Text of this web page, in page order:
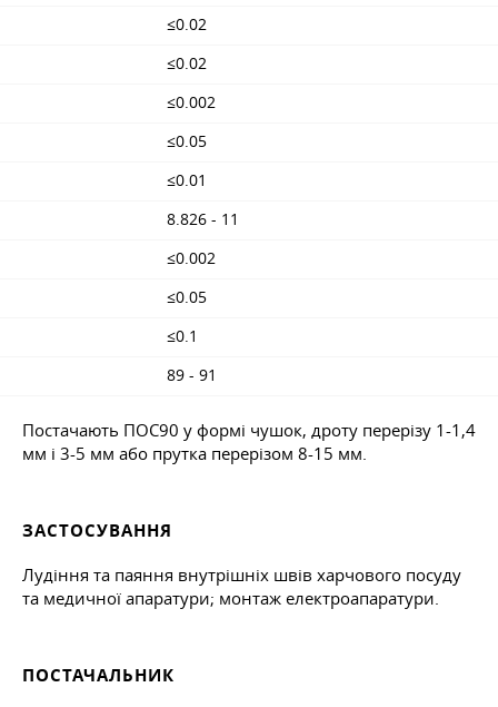
≤0.02
≤0.02
≤0.002
≤0.05
≤0.01
8.826 - 11
≤0.002
≤0.05
≤0.1
89 - 91
Постачають ПОС90 у формі чушок, дроту перерізу 1-1,4
мм і 3-5 мм або прутка перерізом 8-15 мм.
ЗАСТОСУВАННЯ
Лудіння та паяння внутрішніх швів харчового посуду
та медичної апаратури; монтаж електроапаратури.
ПОСТАЧАЛЬНИК